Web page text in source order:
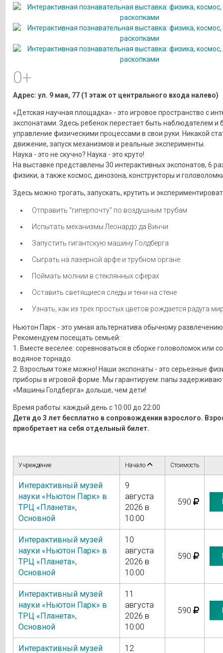
0+
Адрес: ул. 9 мая, 77 (1 этаж от центрального входа налево)
«Детская научная площадка» - это игровое пространство с
экспонатами. Здесь ребенок перестает быть наблюдателем и
управление физическими процессами в свои руки. Никакой
движение, запуск механизмов и реальные эксперименты.
Наука - это не скучно? Наука - это круто!
На выставке представлены 30 интерактивных экспонатов, 6
физики, а также космос, динозона, конструкторы и
Здесь можно трогать, запускать, крутить и
Отправить "гиперпочту" по воздушным трубам
Испытать механизмы Леонардо да Винчи
Запустить гигантскую машину Голдберга
Сыграть на лазерной арфе и трубном органе
Поймать молнии в стеклянных сферах
Оставить светящиеся следы и тени на стене
Узнать, как из трех простых цветов рождается радуга
Ньютон Парк - это умная альтернатива обычному
Рекомендуем посещать семьей:
1. Вместе веселее: соревноваться в сборке головоломок или
водяное торнадо.
2. Взрослым тоже можно! Наши экспонаты - это серьезные
приборы в игровой форме. Мы гарантируем: папы
«Машины Голдберга» дольше, чем дети!
Время работы: каждый день с 10:00 до 22:00
Дети до 3 лет бесплатно в сопровождении взрослого.
приобретает на себя отдельный билет.
Учреждение Начало Стоимость
Интерактивный музей
науки «Ньютон Парк» в
ТРЦ «Планета»,
Основной
9
августа
2026 в
10:00
590
Интерактивный музей
науки «Ньютон Парк» в
ТРЦ «Планета»,
Основной
10
августа
2026 в
10:00
590
Интерактивный музей
науки «Ньютон Парк» в
ТРЦ «Планета»,
Основной
11
августа
2026 в
10:00
590
Интерактивный музей
12